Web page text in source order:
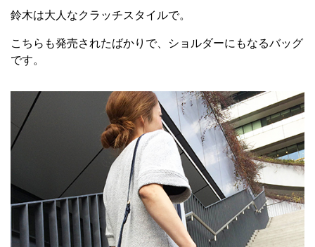
鈴木は大人なクラッチスタイルで。
こちらも発売されたばかりで、ショルダーにもなるバッグ
です。